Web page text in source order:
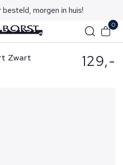
morgen in huis!
0
Zwart 129,-